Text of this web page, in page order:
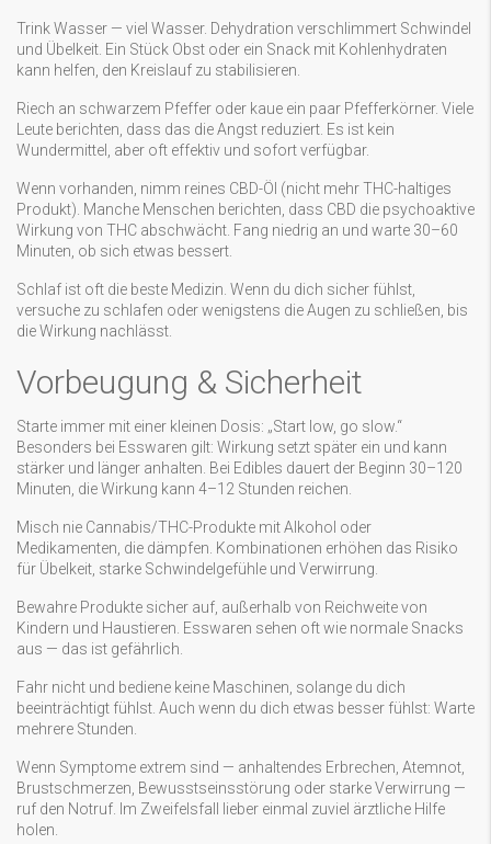
Trink Wasser — viel Wasser. Dehydration verschlimmert Schwindel
und Übelkeit. Ein Stück Obst oder ein Snack mit Kohlenhydraten
kann helfen, den Kreislauf zu stabilisieren.
Riech an schwarzem Pfeffer oder kaue ein paar Pfefferkörner. Viele
Leute berichten, dass das die Angst reduziert. Es ist kein
Wundermittel, aber oft effektiv und sofort verfügbar.
Wenn vorhanden, nimm reines CBD-Öl (nicht mehr THC-haltiges
Produkt). Manche Menschen berichten, dass CBD die psychoaktive
Wirkung von THC abschwächt. Fang niedrig an und warte 30–60
Minuten, ob sich etwas bessert.
Schlaf ist oft die beste Medizin. Wenn du dich sicher fühlst,
versuche zu schlafen oder wenigstens die Augen zu schließen, bis
die Wirkung nachlässt.
Vorbeugung & Sicherheit
Starte immer mit einer kleinen Dosis: „Start low, go slow.“
Besonders bei Esswaren gilt: Wirkung setzt später ein und kann
stärker und länger anhalten. Bei Edibles dauert der Beginn 30–120
Minuten, die Wirkung kann 4–12 Stunden reichen.
Misch nie Cannabis/THC-Produkte mit Alkohol oder
Medikamenten, die dämpfen. Kombinationen erhöhen das Risiko
für Übelkeit, starke Schwindelgefühle und Verwirrung.
Bewahre Produkte sicher auf, außerhalb von Reichweite von
Kindern und Haustieren. Esswaren sehen oft wie normale Snacks
aus — das ist gefährlich.
Fahr nicht und bediene keine Maschinen, solange du dich
beeinträchtigt fühlst. Auch wenn du dich etwas besser fühlst: Warte
mehrere Stunden.
Wenn Symptome extrem sind — anhaltendes Erbrechen, Atemnot,
Brustschmerzen, Bewusstseinsstörung oder starke Verwirrung —
ruf den Notruf. Im Zweifelsfall lieber einmal zuviel ärztliche Hilfe
holen.